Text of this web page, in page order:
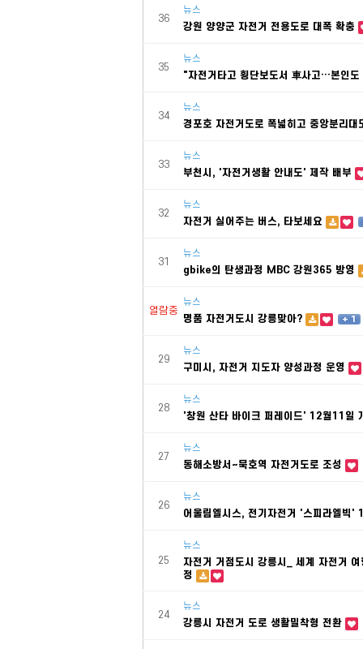
36
뉴스
강원 양양군 자전거 전용도로 대폭 확충
35
뉴스
"자전거타고 횡단보도서 車사고…본인
34
뉴스
경포호 자전거도로 폭넓히고 중앙분리
33
뉴스
부천시, '자전거생활 안내도' 제작 배부
32
뉴스
자전거 실어주는 버스, 타보세요
31
뉴스
gbike의 탄생과정 MBC 강원365 방영
열람중
뉴스
명품 자전거도시 강릉맞아? + 1
29
뉴스
구미시, 자전거 지도자 양성과정 운영
28
뉴스
'창원 산타 바이크 퍼레이드' 12월11일
27
뉴스
동해소방서~묵호역 자전거도로 조성
26
뉴스
어울림엘시스, 전기자전거 '스피라엘빅'
25
뉴스
자전거 거점도시 강릉시_ 세계 자전거
정
24
뉴스
강릉시 자전거 도로 생활밀착형 전환